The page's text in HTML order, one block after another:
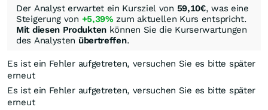
Der Analyst erwartet ein Kursziel von 59,10€, was eine
Steigerung von +5,39% zum aktuellen Kurs entspricht.
Mit diesen Produkten können Sie die Kurserwartungen
des Analysten übertreffen.
Es ist ein Fehler aufgetreten, versuchen Sie es bitte später
erneut
Es ist ein Fehler aufgetreten, versuchen Sie es bitte später
erneut